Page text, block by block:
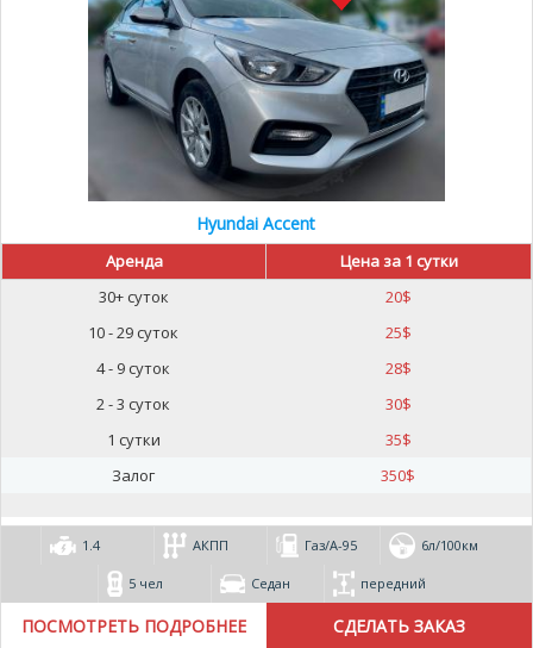
Hyundai Accent
Аренда
Цена за 1 сутки
30+ суток
20$
10 - 29 суток
25$
4 - 9 суток
28$
2 - 3 суток
30$
1 сутки
35$
Залог
350$
1.4 АКПП Газ/А-95 6л/100км
5 чел Седан передний
ПОСМОТРЕТЬ ПОДРОБНЕЕ